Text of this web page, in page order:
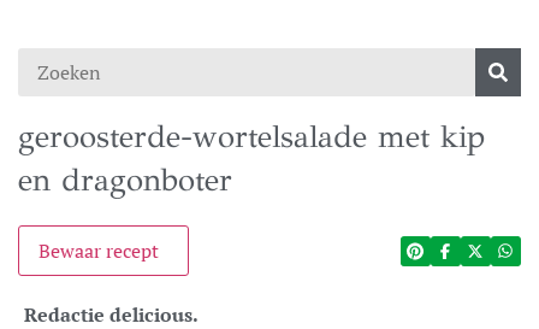
geroosterde-wortelsalade met kip
en dragonboter
Bewaar recept
Redactie delicious.